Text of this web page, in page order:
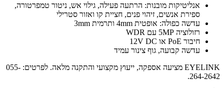
אנליטיקות מובנות: הרתעה פעילה, גילוי אש, ניטור טמפרטורה,
ספירת אנשים, זיהוי פנים, חציית קו ואזור סטרילי
עדשה כפולה: אופטית 4mm ותרמית 3mm
רזולוציה 5MP עם WDR
חיבור PoE או 12V DC
עדשה קבועה, גוף צינור עמיד
EYELINK מציעה אספקה, ייעוץ מקצועי והתקנה מלאה. לפרטים: 055-
264-2642.